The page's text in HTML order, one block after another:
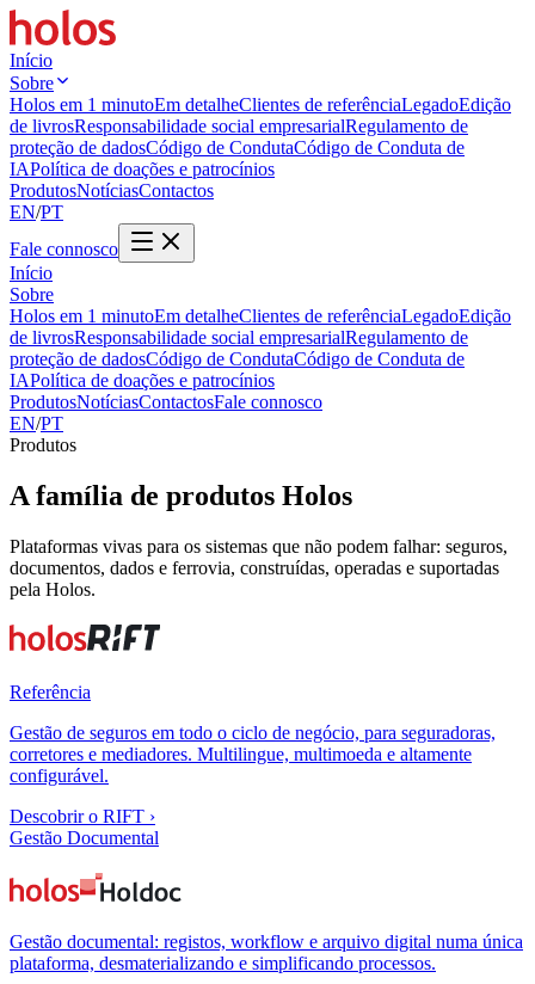
Início
Sobre
Holos em 1 minutoEm detalheClientes de referênciaLegadoEdição
de livrosResponsabilidade social empresarialRegulamento de
proteção de dadosCódigo de CondutaCódigo de Conduta de
IAPolítica de doações e patrocínios
ProdutosNotíciasContactos
EN/PT
Fale connosco
Início
Sobre
Holos em 1 minutoEm detalheClientes de referênciaLegadoEdição
de livrosResponsabilidade social empresarialRegulamento de
proteção de dadosCódigo de CondutaCódigo de Conduta de
IAPolítica de doações e patrocínios
ProdutosNotíciasContactosFale connosco
EN/PT
Produtos
A família de produtos Holos
Plataformas vivas para os sistemas que não podem falhar: seguros,
documentos, dados e ferrovia, construídas, operadas e suportadas
pela Holos.
Referência
Gestão de seguros em todo o ciclo de negócio, para seguradoras,
corretores e mediadores. Multilingue, multimoeda e altamente
configurável.
Descobrir o RIFT ›
Gestão Documental
Gestão documental: registos, workflow e arquivo digital numa única
plataforma, desmaterializando e simplificando processos.